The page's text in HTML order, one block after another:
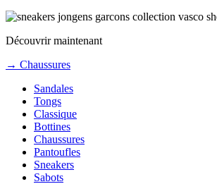
Découvrir maintenant
→ Chaussures
Sandales
Tongs
Classique
Bottines
Chaussures
Pantoufles
Sneakers
Sabots